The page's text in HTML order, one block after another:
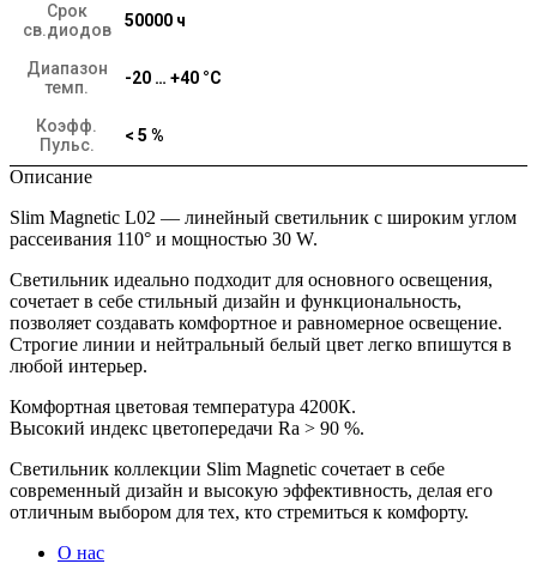
Срок
св.диодов
50000 ч
Диапазон
темп.
-20 … +40 °C
Коэфф.
Пульс.
< 5 %
Описание
Slim Magnetic L02 — линейный светильник с широким углом
рассеивания 110° и мощностью 30 W.
Светильник идеально подходит для основного освещения,
сочетает в себе стильный дизайн и функциональность,
позволяет создавать комфортное и равномерное освещение.
Строгие линии и нейтральный белый цвет легко впишутся в
любой интерьер.
Комфортная цветовая температура 4200К.
Высокий индекс цветопередачи Ra > 90 %.
Светильник коллекции Slim Magnetic сочетает в себе
современный дизайн и высокую эффективность, делая его
отличным выбором для тех, кто стремиться к комфорту.
О нас